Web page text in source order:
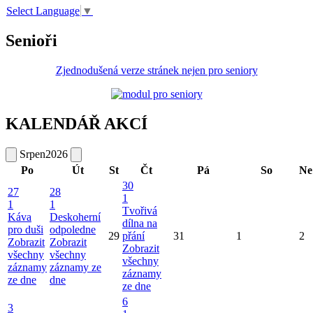
Select Language ▼
Senioři
Zjednodušená verze stránek nejen pro seniory
KALENDÁŘ AKCÍ
Srpen2026
Po
Út St Čt Pá So
Ne
27
1
Káva
pro duši
Zobrazit
všechny
záznamy
ze dne
28
1
Deskoherní
odpoledne
Zobrazit
všechny
záznamy ze
dne
29
30
1
Tvořivá
dílna na
přání
Zobrazit
všechny
záznamy
ze dne
31 1 2
3
6